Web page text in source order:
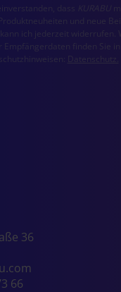
dass KURABU
und neue
ich jederzeit widerrufen.
Empfängerdaten finden Sie in
Datenschutz.
36
66